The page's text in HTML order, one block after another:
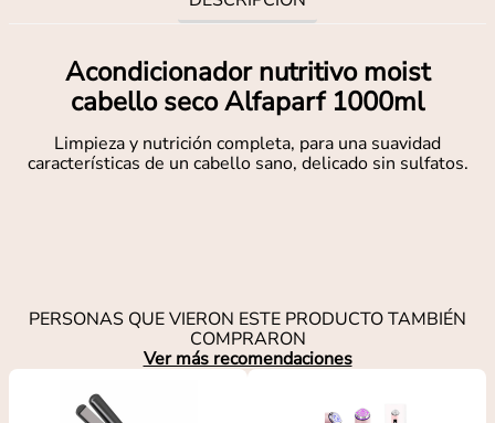
Acondicionador nutritivo moist
cabello seco Alfaparf 1000ml
Limpieza y nutrición completa, para una suavidad
características de un cabello sano, delicado sin sulfatos.
PERSONAS QUE VIERON ESTE PRODUCTO TAMBIÉN
COMPRARON
Ver más recomendaciones